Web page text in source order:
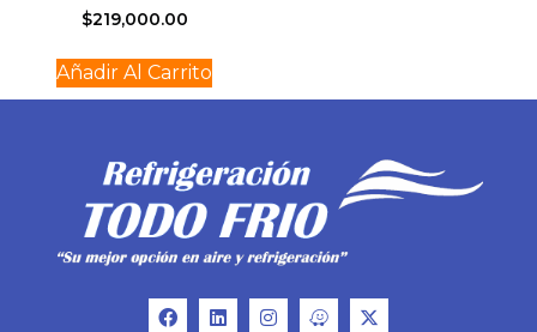
$219,000.00
Añadir Al Carrito